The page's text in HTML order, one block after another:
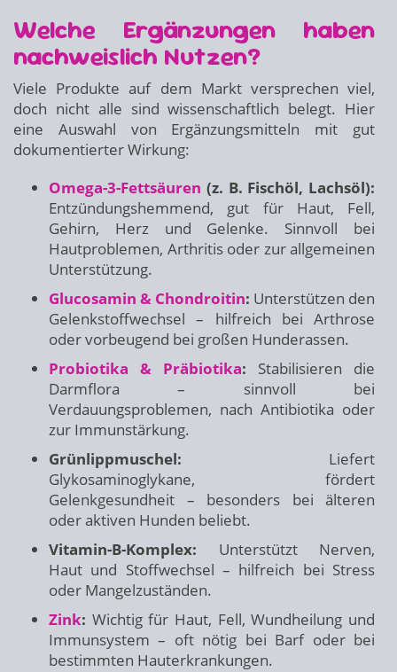
Welche Ergänzungen haben
nachweislich Nutzen?
Viele Produkte auf dem Markt versprechen viel,
doch nicht alle sind wissenschaftlich belegt. Hier
eine Auswahl von Ergänzungsmitteln mit gut
dokumentierter Wirkung:
Omega-3-Fettsäuren (z. B. Fischöl, Lachsöl):
Entzündungshemmend, gut für Haut, Fell,
Gehirn, Herz und Gelenke. Sinnvoll bei
Hautproblemen, Arthritis oder zur allgemeinen
Unterstützung.
Glucosamin & Chondroitin: Unterstützen den
Gelenkstoffwechsel – hilfreich bei Arthrose
oder vorbeugend bei großen Hunderassen.
Probiotika & Präbiotika: Stabilisieren die
Darmflora – sinnvoll bei
Verdauungsproblemen, nach Antibiotika oder
zur Immunstärkung.
Grünlippmuschel: Liefert
Glykosaminoglykane, fördert
Gelenkgesundheit – besonders bei älteren
oder aktiven Hunden beliebt.
Vitamin-B-Komplex: Unterstützt Nerven,
Haut und Stoffwechsel – hilfreich bei Stress
oder Mangelzuständen.
Zink: Wichtig für Haut, Fell, Wundheilung und
Immunsystem – oft nötig bei Barf oder bei
bestimmten Hauterkrankungen.